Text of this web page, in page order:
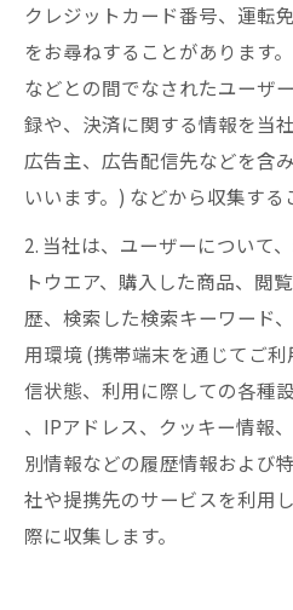
クレジットカード番号、運転
をお尋ねすることがあります
などとの間でなされたユーザ
録や、決済に関する情報を当
広告主、広告配信先などを含
いいます。) などから収集する
2. 当社は、ユーザーについて
トウエア、購入した商品、閲
歴、検索した検索キーワード
用環境 (携帯端末を通じてご
信状態、利用に際しての各種
、IPアドレス、クッキー情報
別情報などの履歴情報および
社や提携先のサービスを利用
際に収集します。